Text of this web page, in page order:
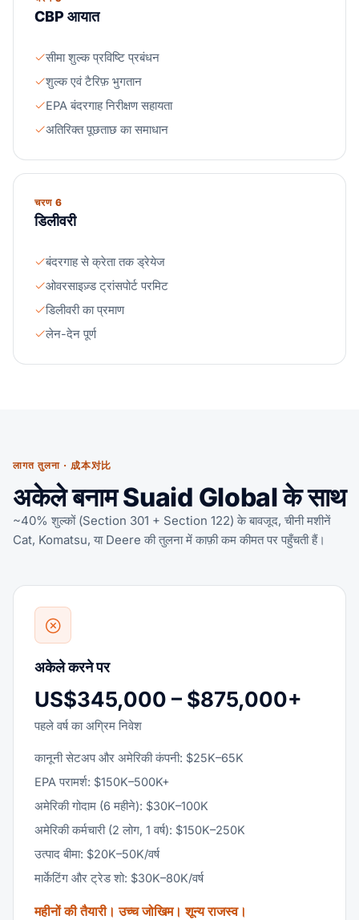
CBP आयात
सीमा शुल्क प्रविष्टि प्रबंधन
शुल्क एवं टैरिफ़ भुगतान
EPA बंदरगाह निरीक्षण सहायता
अतिरिक्त पूछताछ का समाधान
चरण 6
डिलीवरी
बंदरगाह से क्रेता तक ड्रेयेज
ओवरसाइज़्ड ट्रांसपोर्ट परमिट
डिलीवरी का प्रमाण
लेन-देन पूर्ण
लागत तुलना · 成本对比
अकेले बनाम Suaid Global के साथ
~40% शुल्कों (Section 301 + Section 122) के बावजूद, चीनी मशीनें
Cat, Komatsu, या Deere की तुलना में काफ़ी कम कीमत पर पहुँचती हैं।
अकेले करने पर
US$345,000 – $875,000+
पहले वर्ष का अग्रिम निवेश
कानूनी सेटअप और अमेरिकी कंपनी: $25K–65K
EPA परामर्श: $150K–500K+
अमेरिकी गोदाम (6 महीने): $30K–100K
अमेरिकी कर्मचारी (2 लोग, 1 वर्ष): $150K–250K
उत्पाद बीमा: $20K–50K/वर्ष
मार्केटिंग और ट्रेड शो: $30K–80K/वर्ष
महीनों की तैयारी। उच्च जोखिम। शून्य राजस्व।